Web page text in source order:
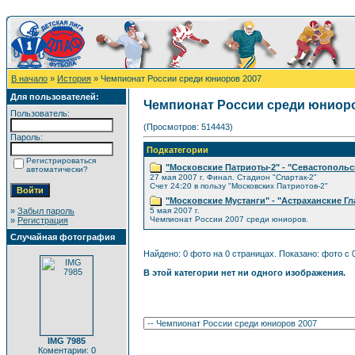
В начало » История » Чемпионат России среди юниоров 2007
Для пользователей:
Пользователь:
Пароль:
Регистрироваться
автоматически?
» Забыл пароль
» Регистрация
Случайная фотография
IMG 7985
Коментарии: 0
Чемпионат России среди
(Просмотров: 514443)
Подкатегории
"Московские Патриоты-2" -
27 мая 2007 г. Финал. Стадион "Спартак-2"
Счет 24:20 в пользу "Московских Патриотов-2"
"Московские Мустанги" - "Астраханские
5 мая 2007 г.
Чемпионат России 2007 среди юниоров.
Найдено: 0 фото на 0 страницах. Показано: фото с
В этой категории нет ни одного изображения.